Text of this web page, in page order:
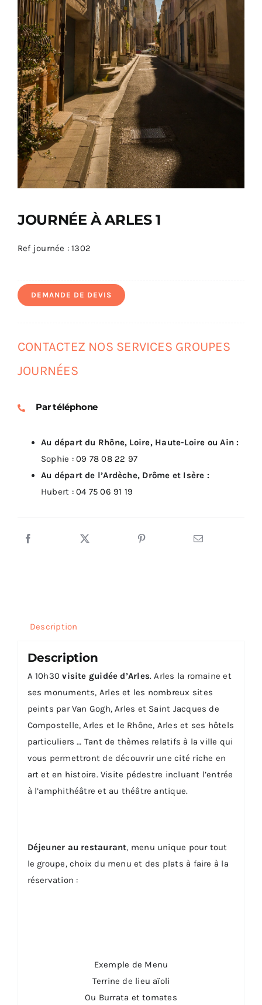
JOURNÉE À ARLES 1
Ref journée : 1302
DEMANDE DE DEVIS
CONTACTEZ NOS SERVICES GROUPES
JOURNÉES
Par téléphone
Au départ du Rhône, Loire, Haute-Loire ou Ain :
Sophie :09 78 08 22 97
Au départ de l’Ardèche, Drôme et Isère :
Hubert :04 75 06 91 19
Description
Description
A 10h30visite guidée d’Arles. Arles la romaine et
ses monuments, Arles et les nombreux sites
peints par Van Gogh, Arles et Saint Jacques de
Compostelle, Arles et le Rhône, Arles et ses hôtels
particuliers … Tant de thèmes relatifs à la ville qui
vous permettront de découvrir une cité riche en
art et en histoire. Visite pédestre incluant l’entrée
à l’amphithéâtre et au théâtre antique.
Déjeuner au restaurant, menu unique pour tout
le groupe, choix du menu et des plats à faire à la
réservation :
Exemple de Menu
Terrine de lieu aïoli
Ou Burrata et tomates